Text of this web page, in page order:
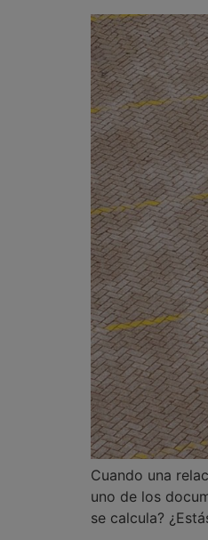
Cuando una
uno de los
se calcula?